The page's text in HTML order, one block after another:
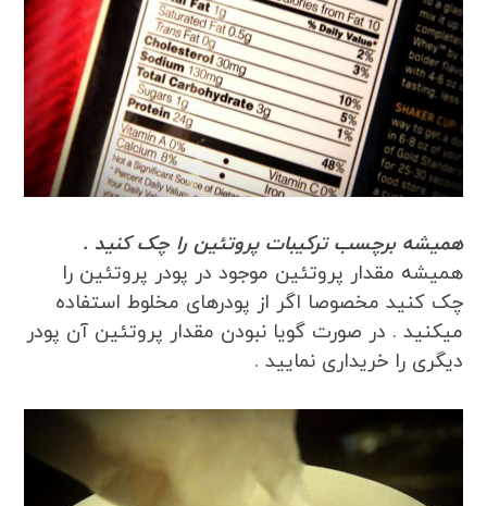
همیشه برچسب ترکیبات پروتئین را چک کنید .
همیشه مقدار پروتئین موجود در پودر پروتئین را
چک کنید مخصوصا اگر از پودرهای مخلوط استفاده
میکنید . در صورت گویا نبودن مقدار پروتئین آن پودر
دیگری را خریداری نمایید .